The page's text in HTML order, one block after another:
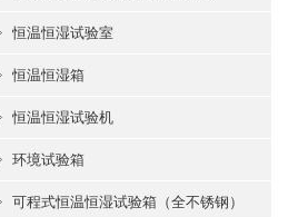
恒温恒湿试验室
恒温恒湿箱
恒温恒湿试验机
环境试验箱
可程式恒温恒湿试验箱（全不锈钢）